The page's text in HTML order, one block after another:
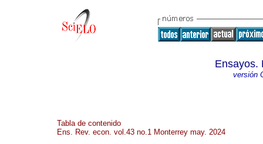
Ensayos.
versión
Tabla de contenido
Ens. Rev. econ. vol.43 no.1 Monterrey may. 2024